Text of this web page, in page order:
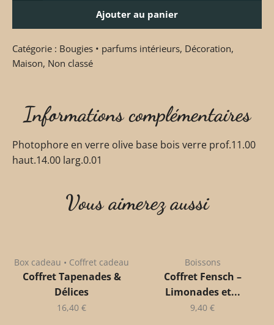
Ajouter au panier
Catégorie : Bougies • parfums intérieurs, Décoration,
Maison, Non classé
Informations complémentaires
Photophore en verre olive base bois verre prof.11.00
haut.14.00 larg.0.01
Vous aimerez aussi
Box cadeau • Coffret cadeau
Coffret Tapenades &
Délices
16,40 €
Boissons
Coffret Fensch –
Limonades et...
9,40 €